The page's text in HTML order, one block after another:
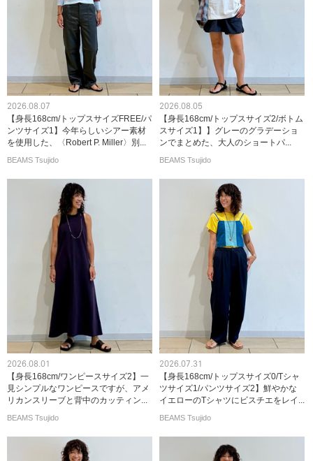
2026.08.07
【身長168cm/トップスサイズFREE/パ
ンツサイズ1】今年らしいシアー素材
を使用した、〈Robert P. Miller〉別...
BEAMS Tsujido
2026.08.05
【身長168cm/トップスサイズ2/ボトム
スサイズ1】】グレーのグラデーショ
ンでまとめた、大人のショートパ...
BEAMS Tsujido
2026.08.01
【身長168cm/ワンピースサイズ2】一
見シンプルなワンピースですが、アメ
リカンスリーブと背中のカッティン...
BEAMS Tsujido
2026.07.31
【身長168cm/トップスサイズ0/Tシャ
ツサイズ1/パンツサイズ2】鮮やかな
イエローのTシャツにビスチエをレイ...
BEAMS Tsujido